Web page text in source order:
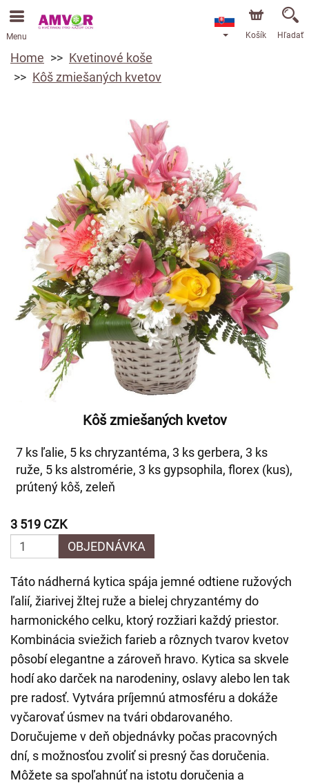
Menu Košík Hľadať
Home
Kvetinové koše
Kôš zmiešaných kvetov
Kôš zmiešaných kvetov
7 ks ľalie, 5 ks chryzantéma, 3 ks gerbera, 3 ks
ruže, 5 ks alstromérie, 3 ks gypsophila, florex (kus),
prútený kôš, zeleň
3 519 CZK
OBJEDNÁVKA
Táto nádherná kytica spája jemné odtiene ružových
ľalií, žiarivej žltej ruže a bielej chryzantémy do
harmonického celku, ktorý rozžiari každý priestor.
Kombinácia sviežich farieb a rôznych tvarov kvetov
pôsobí elegantne a zároveň hravo. Kytica sa skvele
hodí ako darček na narodeniny, oslavy alebo len tak
pre radosť. Vytvára príjemnú atmosféru a dokáže
vyčarovať úsmev na tvári obdarovaného.
Doručujeme v deň objednávky počas pracovných
dní, s možnosťou zvoliť si presný čas doručenia.
Môžete sa spoľahnúť na istotu doručenia a